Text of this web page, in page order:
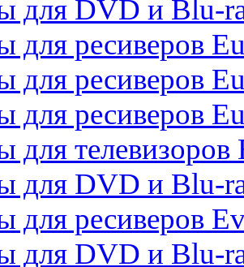
для DVD и Blu-
для ресиверов
для ресиверов
для ресиверов
для телевизоров
для DVD и Blu-
для ресиверов
для DVD и Blu-